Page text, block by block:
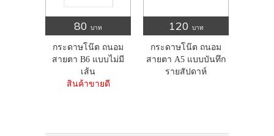
80 บาท
กระดาษโน๊ต ถนอม
สายตา B6 แบบไม่มี
เส้น
สินค้าขายดี
120 บาท
กระดาษโน๊ต ถนอม
สายตา A5 แบบบันทึก
รายสัปดาห์